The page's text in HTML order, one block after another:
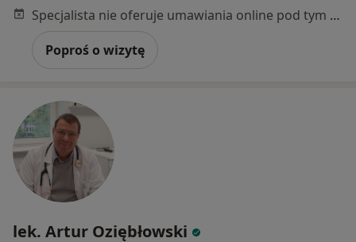
Specjalista nie oferuje umawiania online pod tym adresem.
Poproś o wizytę
lek. Artur Oziębłowski